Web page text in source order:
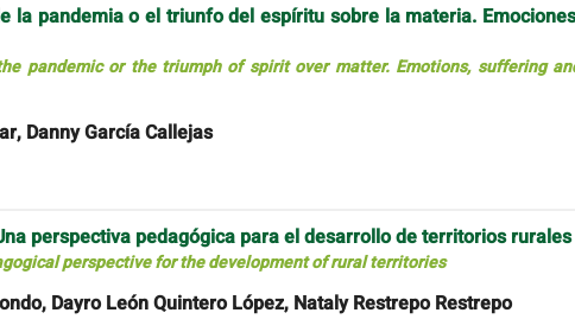
la pandemia o el triunfo del espíritu sobre la materia.
pandemic or the triumph of spirit over matter. Emotions, suffering
Danny García Callejas
perspectiva pedagógica para el desarrollo de territorios rurales
perspective for the development of rural territories
Dayro León Quintero López, Nataly Restrepo Restrepo